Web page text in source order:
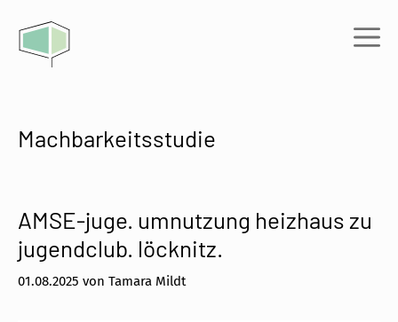
Inhalt
springen
Machbarkeitsstudie
AMSE-juge. umnutzung heizhaus zu
jugendclub. löcknitz.
01.08.2025 von Tamara Mildt